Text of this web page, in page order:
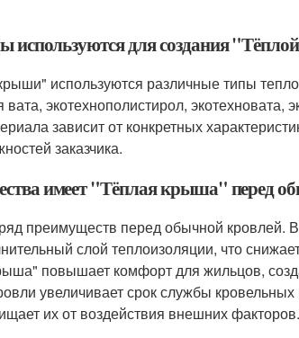
используются для создания
используются различные типы
экотехнополистирол, экотехновата,
зависит от конкретных
заказчика.
имеет "Тёплая крыша" перед
преимуществ перед обычной кровлей.
слой теплоизоляции, что
повышает комфорт для жильцов,
увеличивает срок службы
их от воздействия внешних факторов.